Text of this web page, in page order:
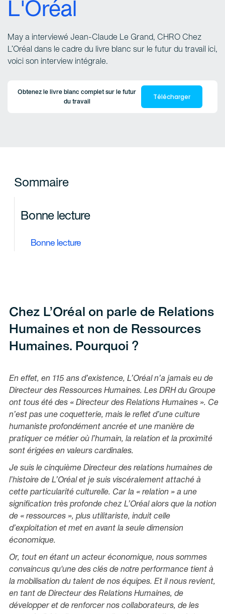
L'Oréal
May a interviewé Jean-Claude Le Grand, CHRO Chez
L’Oréal dans le cadre du livre blanc sur le futur du travail ici,
voici son interview intégrale.
Obtenez le livre blanc complet sur le futur
du travail
Télécharger
Sommaire
Bonne lecture
Bonne lecture
Chez L’Oréal on parle de Relations
Humaines et non de Ressources
Humaines. Pourquoi ?
En effet, en 115 ans d’existence, L’Oréal n’a jamais eu de
Directeur des Ressources Humaines. Les DRH du Groupe
ont tous été des « Directeur des Relations Humaines ». Ce
n’est pas une coquetterie, mais le reflet d’une culture
humaniste profondément ancrée et une manière de
pratiquer ce métier où l’humain, la relation et la proximité
sont érigées en valeurs cardinales.
Je suis le cinquième Directeur des relations humaines de
l’histoire de L’Oréal et je suis viscéralement attaché à
cette particularité culturelle. Car la « relation » a une
signification très profonde chez L’Oréal alors que la notion
de « ressources », plus utilitariste, induit celle
d’exploitation et met en avant la seule dimension
économique.
Or, tout en étant un acteur économique, nous sommes
convaincus qu'une des clés de notre performance tient à
la mobilisation du talent de nos équipes. Et il nous revient,
en tant de Directeur des Relations Humaines, de
développer et de renforcer nos collaborateurs, de les